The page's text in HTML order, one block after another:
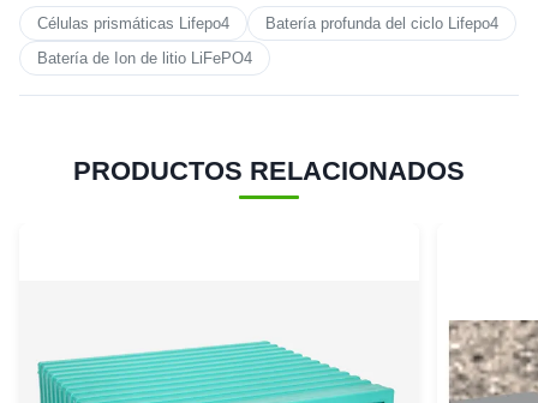
Células prismáticas Lifepo4
Batería profunda del ciclo Lifepo4
Batería de Ion de litio LiFePO4
PRODUCTOS RELACIONADOS